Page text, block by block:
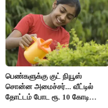
பெண்களுக்கு குட் நியூஸ்
சொன்ன அமைச்சர்... வீட்டில்
தோட்டம் போட ரூ. 10 கோடி